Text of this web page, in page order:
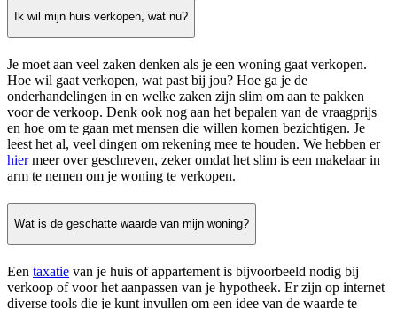
Ik wil mijn huis verkopen, wat nu?
Je moet aan veel zaken denken als je een woning gaat verkopen.
Hoe wil gaat verkopen, wat past bij jou? Hoe ga je de
onderhandelingen in en welke zaken zijn slim om aan te pakken
voor de verkoop. Denk ook nog aan het bepalen van de vraagprijs
en hoe om te gaan met mensen die willen komen bezichtigen. Je
leest het al, veel dingen om rekening mee te houden. We hebben er
hiermeer over geschreven, zeker omdat het slim is een makelaar in
arm te nemen om je woning te verkopen.
Wat is de geschatte waarde van mijn woning?
Een taxatie van je huis of appartement is bijvoorbeeld nodig bij
verkoop of voor het aanpassen van je hypotheek. Er zijn op internet
diverse tools die je kunt invullen om een idee van de waarde te